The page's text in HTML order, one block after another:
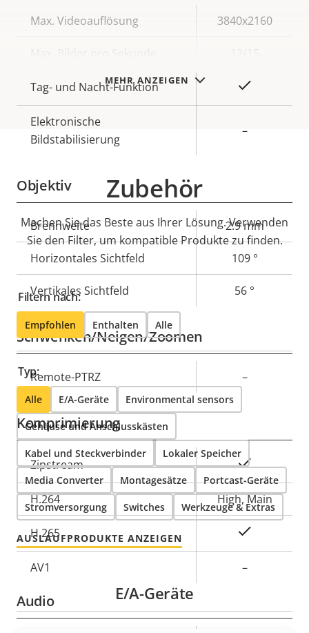
MEHR ANZEIGEN
Eigentumsbeschreibung Eigentumswert
Max. Videoauflösung 3840x2160
Tag- und Nacht-Funktion
Elektronische
Bildstabilisierung
–
Objektiv
Eigentumsbeschreibung Eigentumswert
Brennweite 2.9 mm
Horizontales Sichtfeld 109 °
Vertikales Sichtfeld 56 °
Schwenken/Neigen/Zoomen
Eigentumsbeschreibung Eigentumswert
Remote-PTRZ –
Komprimierung
Eigentumsbeschreibung Eigentumswert
Zipstream Ja
H.264 High, Main
H.265
AV1 –
Audio
Zubehör
Machen Sie das Beste aus Ihrer Lösung. Verwenden
Sie den Filter, um kompatible Produkte zu finden.
Filtern nach:
Empfohlen Enthalten Alle
Typ:
Alle E/A-Geräte Environmental sensors
Gehäuse und Anschlusskästen
Kabel und Steckverbinder Lokaler Speicher
Media Converter Montagesätze Portcast-Geräte
Stromversorgung Switches Werkzeuge & Extras
AUSLAUFPRODUKTE ANZEIGEN
E/A-Geräte